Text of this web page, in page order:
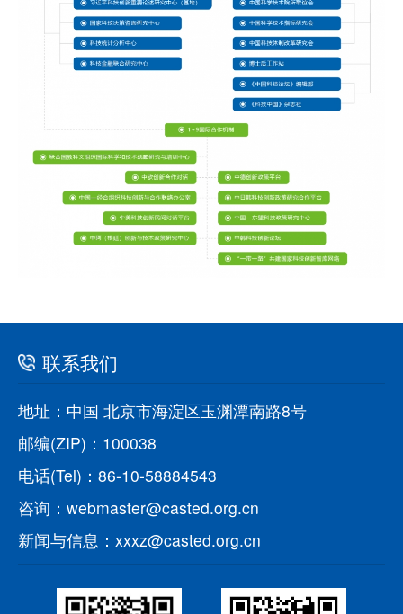
联系我们
地址：中国 北京市海淀区玉渊潭南路8号
邮编(ZIP)：100038
电话(Tel)：86-10-58884543
咨询：webmaster@casted.org.cn
新闻与信息：xxxz@casted.org.cn